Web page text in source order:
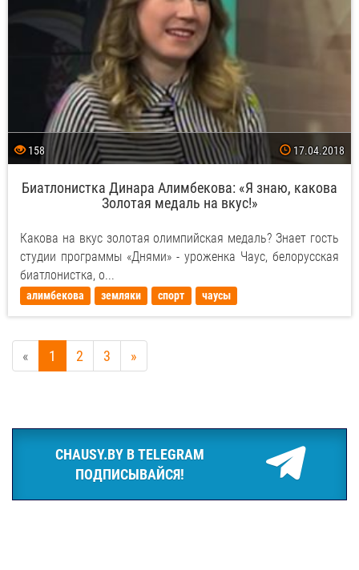
158 17.04.2018
Биатлонистка Динара Алимбекова: «Я знаю, какова
Золотая медаль на вкус!»
Какова на вкус золотая олимпийская медаль? Знает гость
студии программы «Днями» - уроженка Чаус, белорусская
биатлонистка, о...
алимбекова земляки спорт чаусы
« 1 2 3 »
CHAUSY.BY В TELEGRAM
ПОДПИСЫВАЙСЯ!